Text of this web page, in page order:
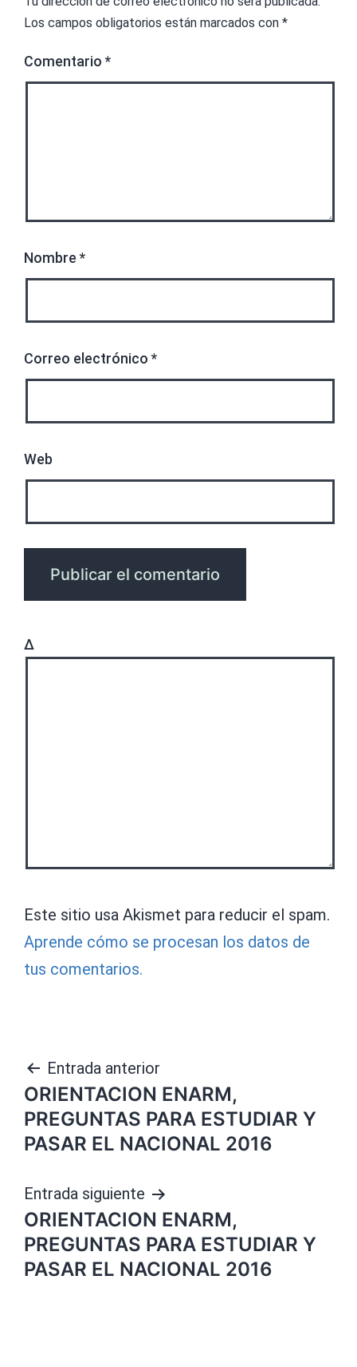
Los campos obligatorios están marcados con *
Comentario *
Nombre *
Correo electrónico *
Web
Δ
Este sitio usa Akismet para reducir el spam.
Aprende cómo se procesan los datos de
tus comentarios.
Navegación
de
entradas
Entrada anterior
ORIENTACION ENARM,
PREGUNTAS PARA ESTUDIAR Y
PASAR EL NACIONAL 2016
Entrada siguiente
ORIENTACION ENARM,
PREGUNTAS PARA ESTUDIAR Y
PASAR EL NACIONAL 2016